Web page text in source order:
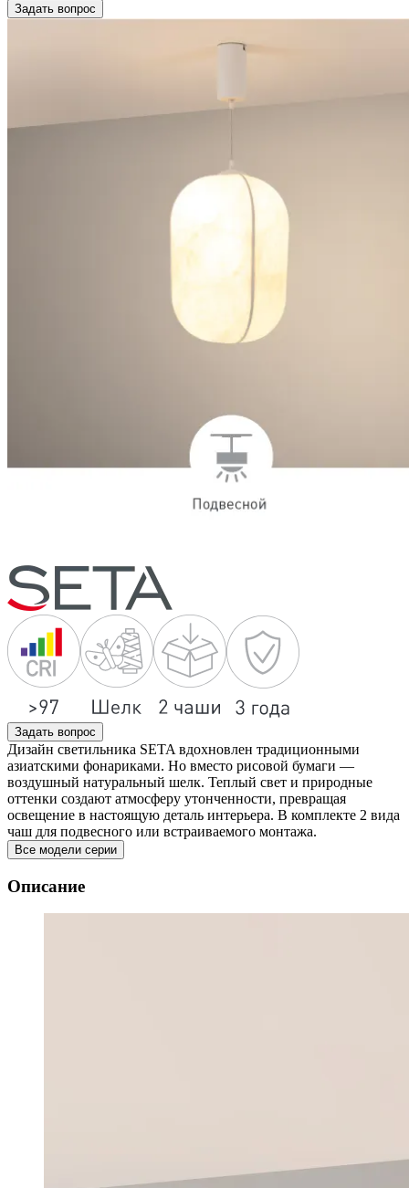
Задать вопрос
Задать вопрос
Дизайн светильника SETA вдохновлен традиционными
азиатскими фонариками. Но вместо рисовой бумаги —
воздушный натуральный шелк. Теплый свет и природные
оттенки создают атмосферу утонченности, превращая
освещение в настоящую деталь интерьера. В комплекте 2 вида
чаш для подвесного или встраиваемого монтажа.
Все модели серии
Описание